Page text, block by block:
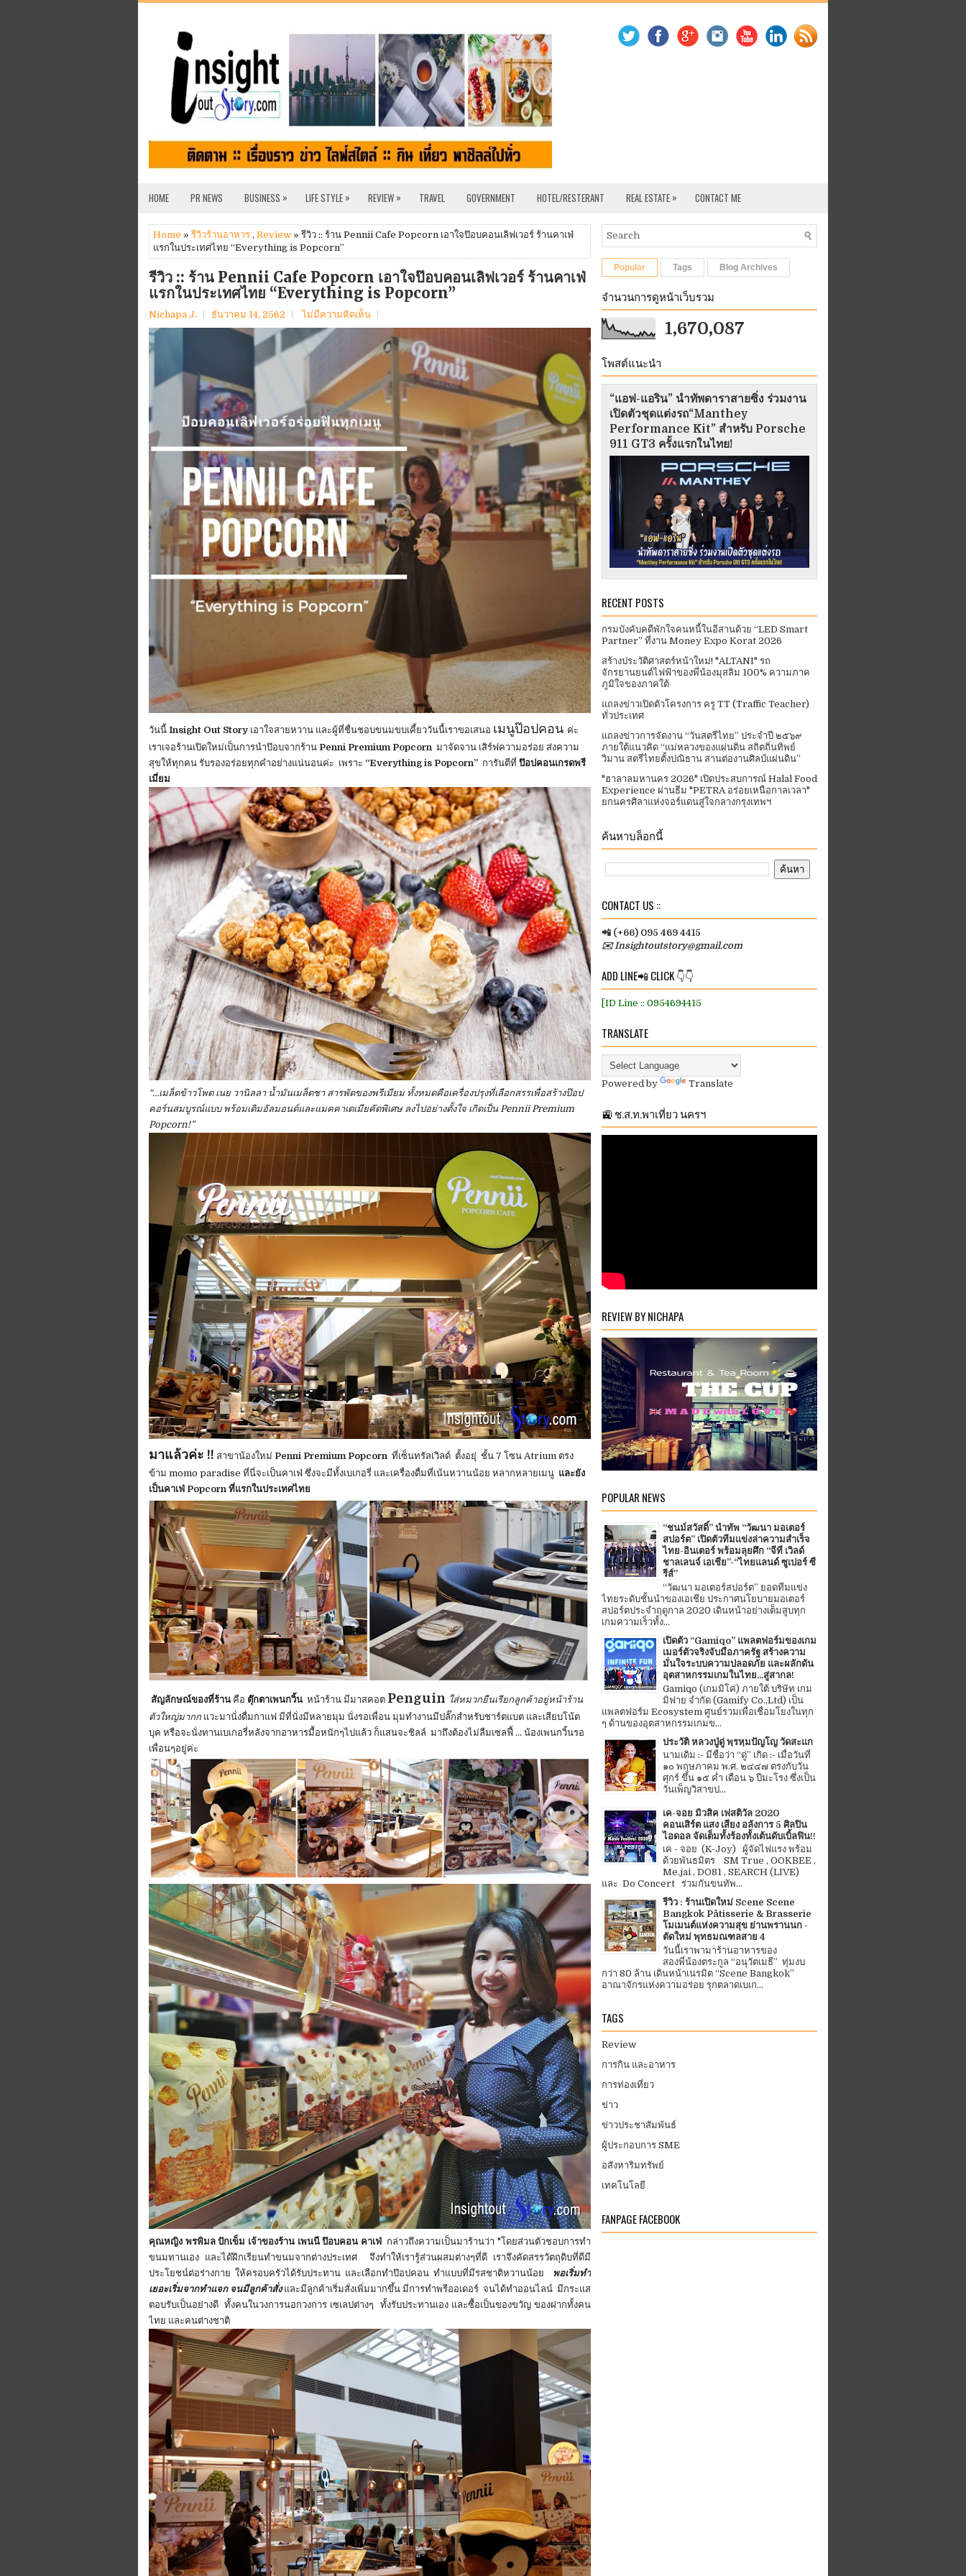
HOME PR NEWS BUSINESS » LIFE STYLE » REVIEW » TRAVEL GOVERNMENT HOTEL/RESTERANT REAL ESTATE » CONTACT ME
Home » รีวิวร้านอาหาร , Review» รีวิว :: ร้าน Pennii Cafe Popcorn เอาใจป๊อบคอนเลิฟเวอร์ ร้านคาเฟ่
แรกในประเทศไทย “Everything is Popcorn”
รีวิว :: ร้าน Pennii Cafe Popcorn เอาใจป๊อบคอนเลิฟเวอร์ ร้านคาเฟ่
แรกในประเทศไทย “Everything is Popcorn”
Nichapa J. ธันวาคม 14, 2562 ไม่มีความคิดเห็น
วันนี้ Insight Out Story เอาใจสายหวาน และผู้ที่ชื่นชอบขนมขบเคี้ยววันนี้เราขอเสนอ เมนูป๊อปคอน ค่ะ
เราเจอร้านเปิดใหม่เป็นการนำป๊อบจากร้าน Penni Premium Popcorn มาจัดจาน เสิร์ฟความอร่อย ส่งความ
สุขให้ทุกคน รับรองอร่อยทุกคำอย่างแน่นอนค่ะ เพราะ “Everything is Popcorn” การันตีที่ ป๊อปคอนเกรดพรี
เมี่ยม
“…เมล็ดข้าวโพด เนย วานิลลา น้ำมันเมล็ดชา สารพัดของพรีเมียม ทั้งหมดคือเครื่องปรุงที่เลือกสรรเพื่อสร้างป๊อป
คอร์นสมบูรณ์แบบ พร้อมเติมอัลมอนด์และแมคคาเดเมียคัดพิเศษ ลงไปอย่างตั้งใจ เกิดเป็น Pennii Premium
Popcorn!”
มาแล้วค่ะ !! สาขาน้องใหม่ Penni Premium Popcorn ที่เซ็นทรัลเวิลด์ ตั้งอยุ่ ชั้น 7 โซน Atrium ตรง
ข้าม momo paradise ที่นี่จะเป็นคาเฟ่ ซึ่งจะมีทั้งเบเกอรี่ และเครื่องดื่มที่เน้นหวานน้อย หลากหลายเมนู และยัง
เป็นคาเฟ่ Popcorn ที่แรกในประเทศไทย
สัญลักษณ์ของที่ร้าน คือ ตุ๊กตาเพนกวิ้น หน้าร้าน มีมาสคอต Penguin ใส่หมวกยืนเรียกลูกค้าอยู่หน้าร้าน
ตัวใหญ่มากก แวะมานั่งดื่มกาแฟ มีที่นั่งมีหลายมุม นั่งรอเพื่อน มุมทำงานมีปลั๊กสำหรับชาร์ตแบต และเสียบโน้ต
บุค หรือจะนั่งทานเบเกอรี่หลังจากอาหารมื้อหนักๆไปแล้ว ก็แสนจะชิลล์ มาถึงต้องไม่ลืมเซลฟี้ ... น้องเพนกวิ้นรอ
เพื่อนๆอยู่ค่ะ
คุณหญิง พรพิมล ปักเข็ม เจ้าของร้าน เพนนี ป๊อบคอน คาเฟ่ กล่าวถึงความเป็นมาร้านว่า "โดยส่วนตัวชอบการทำ
ขนมทานเอง และได้ฝึกเรียนทำขนมจากต่างประเทศ จึงทำให้เรารู้ส่วนผสมต่างๆที่ดี เราจึงคัดสรรวัตถุดิบที่ดีมี
ประโยชน์ต่อร่างกาย ให้ครอบครัวได้รับประทาน และเลือกทำป๊อปคอน ทำแบบที่มีรสชาติหวานน้อย พอเริ่มทำ
เยอะเริ่มจากทำแจก จนมีลูกค้าสั่งและมีลูกค้าเริ่มสั่งเพิ่มมากขึ้น มีการทำพรีออเดอร์ จนได้ทำออนไลน์ มีกระแส
ตอบรับเป็นอย่างดี ทั้งคนในวงการนอกวงการ เซเลปต่างๆ ทั้งรับประทานเอง และซื้อเป็นของขวัญ ของฝากทั้งคน
ไทย และคนต่างชาติ
Popular Tags Blog Archives
จำนวนการดูหน้าเว็บรวม
1,670,087
โพสต์แนะนำ
“แอฟ-แอริน” นำทัพดาราสายซิ่ง ร่วมงาน
เปิดตัวชุดแต่งรถ“Manthey
Performance Kit” สำหรับ Porsche
911 GT3 ครั้งแรกในไทย!
RECENT POSTS
กรมบังคับคดีพักใจคนหนี้ในอีสานด้วย “LED Smart
Partner” ที่งาน Money Expo Korat 2026
สร้างประวัติศาสตร์หน้าใหม่! "ALTANI" รถ
จักรยานยนต์ไฟฟ้าของพี่น้องมุสลิม 100% ความภาค
ภูมิใจของภาคใต้
แถลงข่าวเปิดตัวโครงการ ครู TT (Traffic Teacher)
ทั่วประเทศ​
แถลงข่าวการจัดงาน “วันสตรีไทย” ประจําปี ๒๕๖๙
ภายใต้แนวคิด “แม่หลวงของแผ่นดิน สถิตถิ่นทิพย์
วิมาน สตรีไทยตั้งปณิธาน สานต่องานศิลป์แผ่นดิน”
"ฮาลาลมหานคร 2026" เปิดประสบการณ์ Halal Food
Experience ผ่านธีม "PETRA อร่อยเหนือกาลเวลา"
ยกนครศิลาแห่งจอร์แดนสู่ใจกลางกรุงเทพฯ
ค้นหาบล็อกนี้
CONTACT US ::
📲 (+66) 095 469 4415
✉️ Insightoutstory@gmail.com
ADD LINE📲 CLICK 👇👇
[ID Line :: 0954694415
TRANSLATE
Powered by Translate
🚉 ช.ส.ท.พาเที่ยว นครฯ
REVIEW BY NICHAPA
POPULAR NEWS
“ชนม์สวัสดิ์” นำทัพ “วัฒนา มอเตอร์
สปอร์ต” เปิดตัวทีมแข่งล่าความสำเร็จ
ไทย-อินเตอร์ พร้อมลุยศึก “จีที เวิลด์
ชาลเลนจ์ เอเชีย”-“ไทยแลนด์ ซูเปอร์ ซี
รีส์”
“วัฒนา มอเตอร์สปอร์ต” ยอดทีมแข่ง
ไทยระดับชั้นนำของเอเชีย ประกาศนโยบายมอเตอร์
สปอร์ตประจำฤดูกาล 2020 เดินหน้าอย่างเต็มสูบทุก
เกมความเร็วทั้ง...
เปิดตัว “Gamiqo” แพลตฟอร์มของเกม
เมอร์ตัวจริงจับมือภาครัฐ สร้างความ
มั่นใจระบบความปลอดภัย และผลักดัน
อุตสาหกรรมเกมในไทย...สู่สากล!
Gamiqo (เกมมิโค่) ภายใต้ บริษัท เกม
มิฟาย จำกัด (Gamify Co.,Ltd) เป็น
แพลตฟอร์ม Ecosystem ศูนย์รวมเพื่อเชื่อมโยงในทุก
ๆ ด้านของอุตสาหกรรมเกมข...
ประวัติ หลวงปู่ดู่ พฺรหฺมปัญโญ วัดสะแก
นามเดิม :- มีชื่อว่า “ดู่” เกิด :- เมื่อวันที่
๑๐ พฤษภาคม พ.ศ. ๒๔๔๗ ตรงกับวัน
ศุกร์ ขึ้น ๑๕ ค่ำ เดือน ๖ ปีมะโรง ซึ่งเป็น
วันเพ็ญวิสาขป...
เค-จอย มิวสิค เฟสติวัล 2020
คอนเสิร์ต แสง เสียง อลังการ 5 ศิลปิน
ไอดอล จัดเต็มทั้งร้องทั้งเต้นดับเบิ้ลฟิน!!
เค - จอย (K-Joy) ผู้จัดไฟแรง พร้อม
ด้วยพันธมิตร SM True , OOKBEE ,
Me.jai , DO81 , SEARCH (LIVE)
และ Do Concert ร่วมกันขนทัพ...
รีวิว : ร้านเปิดใหม่ Scene Scene
Bangkok Pâtisserie & Brasserie
โมเมนต์แห่งความสุข ย่านพรานนก -
ตัดใหม่ พุทธมณฑลสาย 4
วันนี้เราพามาร้านอาหารของ
สองพี่น้องตระกูล “อนุวัตเมธี” ทุ่มงบ
กว่า 80 ล้าน เดินหน้าเนรมิต “Scene Bangkok”
อาณาจักรแห่งความอร่อย รุกตลาดเบเก...
TAGS
Review
การกิน และอาหาร
การท่องเที่ยว
ข่าว
ข่าวประชาสัมพันธ์
ผู้ประกอบการ SME
อสังหาริมทรัพย์
เทคโนโลยี
FANPAGE FACEBOOK